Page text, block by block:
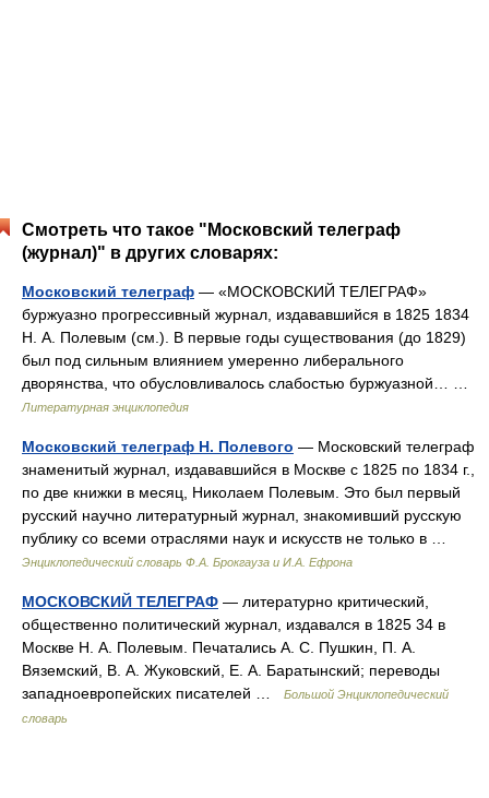
Смотреть что такое "Московский телеграф
(журнал)" в других словарях:
Московский телеграф — «МОСКОВСКИЙ ТЕЛЕГРАФ»
буржуазно прогрессивный журнал, издававшийся в 1825 1834
Н. А. Полевым (см.). В первые годы существования (до 1829)
был под сильным влиянием умеренно либерального
дворянства, что обусловливалось слабостью буржуазной… …
Литературная энциклопедия
Московский телеграф Н. Полевого — Московский телеграф
знаменитый журнал, издававшийся в Москве с 1825 по 1834 г.,
по две книжки в месяц, Николаем Полевым. Это был первый
русский научно литературный журнал, знакомивший русскую
публику со всеми отраслями наук и искусств не только в …
Энциклопедический словарь Ф.А. Брокгауза и И.А. Ефрона
МОСКОВСКИЙ ТЕЛЕГРАФ — литературно критический,
общественно политический журнал, издавался в 1825 34 в
Москве Н. А. Полевым. Печатались А. С. Пушкин, П. А.
Вяземский, В. А. Жуковский, Е. А. Баратынский; переводы
западноевропейских писателей …
Большой Энциклопедический
словарь